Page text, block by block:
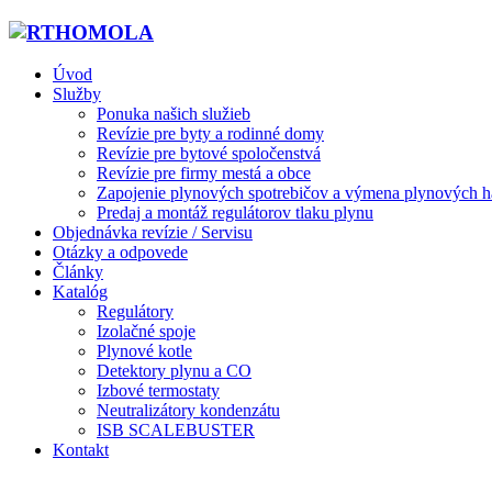
Úvod
Služby
Ponuka našich služieb
Revízie pre byty a rodinné domy
Revízie pre bytové spoločenstvá
Revízie pre firmy mestá a obce
Zapojenie plynových spotrebičov a výmena plynových
Predaj a montáž regulátorov tlaku plynu
Objednávka revízie / Servisu
Otázky a odpovede
Články
Katalóg
Regulátory
Izolačné spoje
Plynové kotle
Detektory plynu a CO
Izbové termostaty
Neutralizátory kondenzátu
ISB SCALEBUSTER
Kontakt